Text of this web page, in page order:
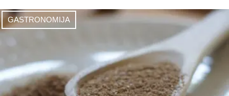
GASTRONOMIJA